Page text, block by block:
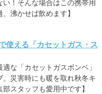
沸かせば飲めます】
使える「カセットガス・ス
適な「カセットガスボンベ」
災害時にも暖を取れ秋冬キ
スタッフも愛用中です】